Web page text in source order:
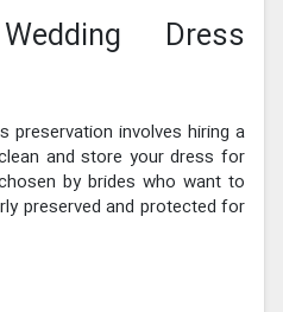
Dress
preservation involves hiring a
and store your dress for
by brides who want to
preserved and protected for